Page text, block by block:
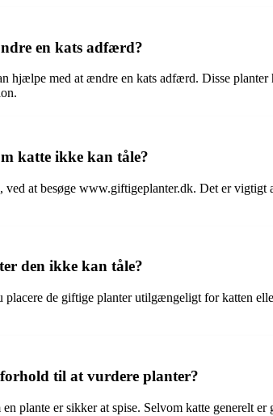
en kats adfærd?
hjælpe med at ændre en kats adfærd. Disse
katte ikke kan tåle?
at besøge www.giftigeplanter.dk. Det er
den ikke kan tåle?
de giftige planter utilgængeligt for katten
til at vurdere planter?
plante er sikker at spise. Selvom katte generelt